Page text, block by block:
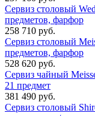
Сервиз столовый
предметов, фарфор
258 710 руб.
Сервиз столовый
предметов, фарфор
528 620 руб.
Сервиз чайный
21 предмет
381 490 руб.
Сервиз столовый